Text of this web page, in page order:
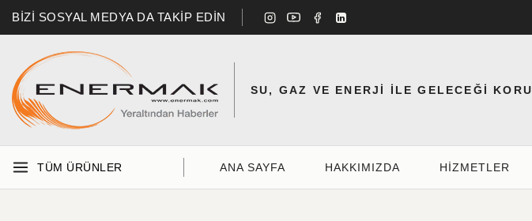
BİZİ SOSYAL MEDYA DA TAKİP EDİN
SU, GAZ VE ENERJİ İLE GELECEĞİ KORU
TÜM ÜRÜNLER ANA SAYFA HAKKIMIZDA HIZMETLER